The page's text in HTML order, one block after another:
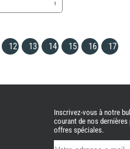
1
12 13 14 15 16
17
Inscrivez-vous à notre
courant de nos
offres spéciales.